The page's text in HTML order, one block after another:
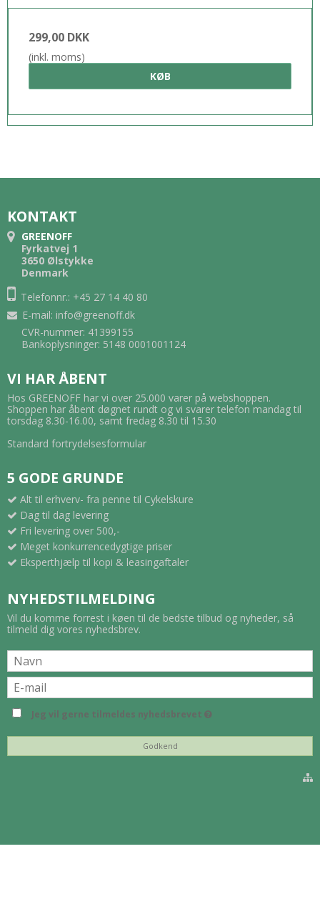
299,00 DKK
(inkl. moms)
KØB
KONTAKT
GREENOFF
Fyrkatvej 1
3650 Ølstykke
Denmark
Telefonnr.: +45 27 14 40 80
E-mail: info@greenoff.dk
CVR-nummer: 41399155
Bankoplysninger: 5148 0001001124
VI HAR ÅBENT
Hos GREENOFF har vi over 25.000 varer på webshoppen.
Shoppen har åbent døgnet rundt og vi svarer telefon mandag til
torsdag 8.30-16.00, samt fredag 8.30 til 15.30
Standard fortrydelsesformular
5 GODE GRUNDE
Alt til erhverv- fra penne til Cykelskure
Dag til dag levering
Fri levering over 500,-
Meget konkurrencedygtige priser
Eksperthjælp til kopi & leasingaftaler
NYHEDSTILMELDING
Vil du komme forrest i køen til de bedste tilbud og nyheder, så
tilmeld dig vores nyhedsbrev.
Jeg vil gerne tilmeldes nyhedsbrevet
Godkend